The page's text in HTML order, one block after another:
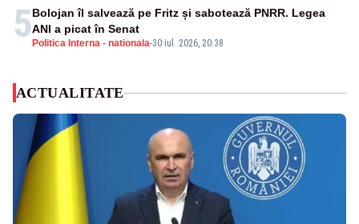
5 Politica Interna - nationala-30 iul. 2026, 20:38
Bolojan îl salvează pe Fritz și sabotează PNRR. Legea
ANI a picat în Senat
ACTUALITATE